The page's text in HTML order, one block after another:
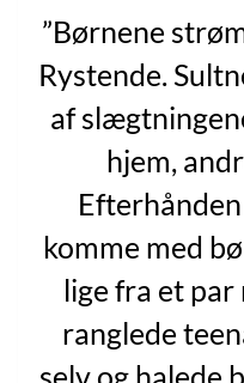
”Børnene
Rystende.
af
hjem,
komme med
lige fra et
ranglede
selv og halede